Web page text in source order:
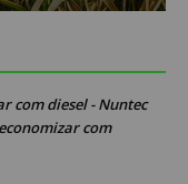
com diesel - Nuntec
com